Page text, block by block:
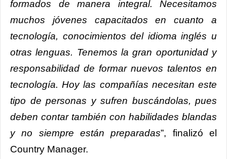
formados de manera integral. Necesitamos
muchos jóvenes capacitados en cuanto a
tecnología, conocimientos del idioma inglés u
otras lenguas. Tenemos la gran oportunidad y
responsabilidad de formar nuevos talentos en
tecnología. Hoy las compañías necesitan este
tipo de personas y sufren buscándolas, pues
deben contar también con habilidades blandas
y no siempre están preparadas”, finalizó el
Country Manager.